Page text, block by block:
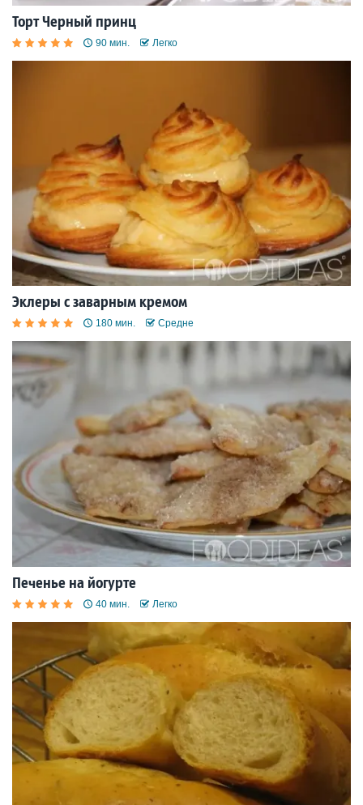
Торт Черный принц
90 мин. Легко
Эклеры с заварным кремом
180 мин. Средне
Печенье на йогурте
40 мин. Легко